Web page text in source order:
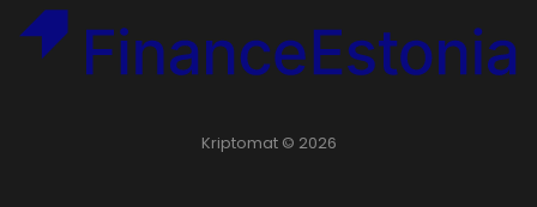
Kriptomat © 2026